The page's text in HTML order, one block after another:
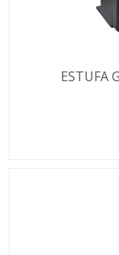
ESTUFA